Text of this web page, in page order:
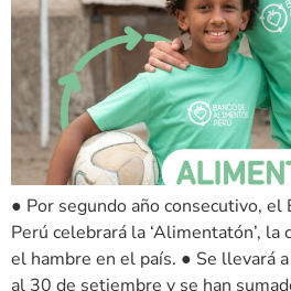
● Por segundo año consecutivo,
Perú celebrará la ‘Alimentatón’, la
el hambre en el país. ● Se llevará
al 30 de setiembre y se han